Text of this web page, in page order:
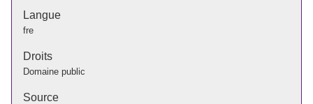
Langue
fre
Droits
Domaine public
Source